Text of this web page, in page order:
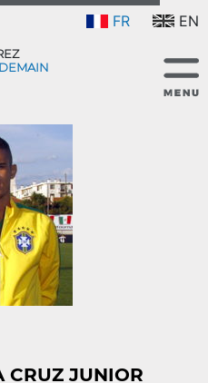
FR EN
CRUZ JUNIOR